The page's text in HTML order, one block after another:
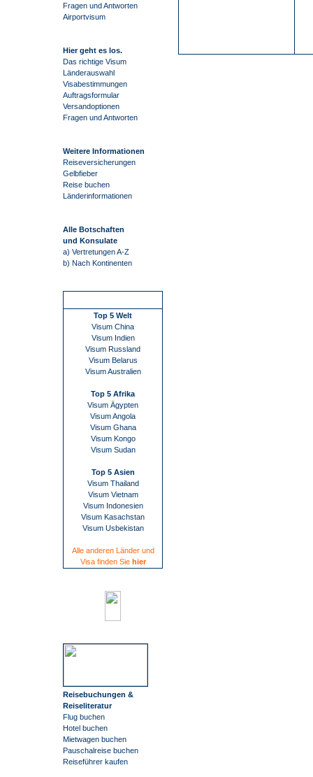
Fragen und Antworten
Airportvisum
Hier geht es los.
Das richtige Visum
Länderauswahl
Visabestimmungen
Auftragsformular
Versandoptionen
Fragen und Antworten
Weitere Informationen
Reiseversicherungen
Gelbfieber
Reise buchen
Länderinformationen
Alle Botschaften
und Konsulate
a) Vertretungen A-Z
b) Nach Kontinenten
Top 5 Welt
Visum China
Visum Indien
Visum Russland
Visum Belarus
Visum Australien
Top 5 Afrika
Visum Ägypten
Visum Angola
Visum Ghana
Visum Kongo
Visum Sudan
Top 5 Asien
Visum Thailand
Visum Vietnam
Visum Indonesien
Visum Kasachstan
Visum Usbekistan
Alle anderen Länder und
Visa finden Siehier
Reisebuchungen &
Reiseliteratur
Flug buchen
Hotel buchen
Mietwagen buchen
Pauschalreise buchen
Reiseführer kaufen